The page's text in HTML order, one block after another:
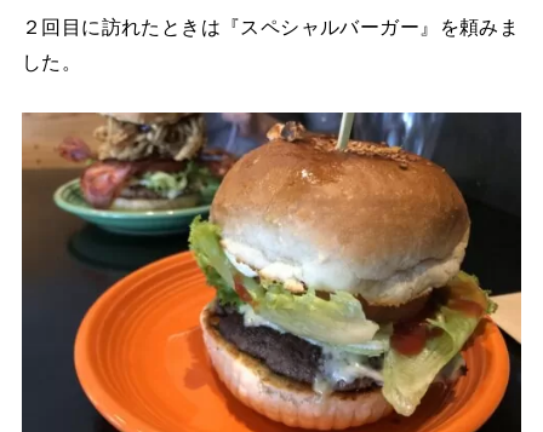
２回目に訪れたときは『スペシャルバーガー』を頼みま
した。